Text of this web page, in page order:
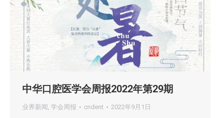
中华口腔医学会周报2022年第29期
业界新闻 , 学会周报 cndent 2022年9月1日